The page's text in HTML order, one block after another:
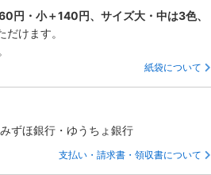
円・小＋140円、サイズ大・中は3色、
けます。
紙袋について
ずほ銀行・ゆうちょ銀行
支払い・請求書・領収書について